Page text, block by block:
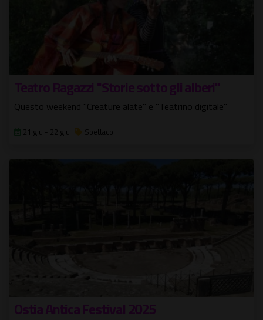
Teatro Ragazzi "Storie sotto gli alberi"
Questo weekend "Creature alate" e "Teatrino digitale"
21 giu - 22 giu Spettacoli
Ostia Antica Festival 2025